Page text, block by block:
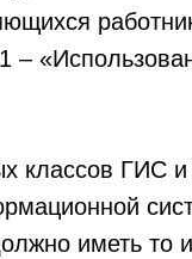
–
классов ГИС
иметь то